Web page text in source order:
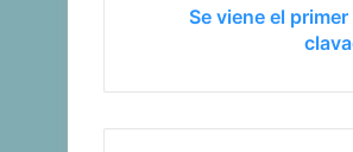
Se viene el